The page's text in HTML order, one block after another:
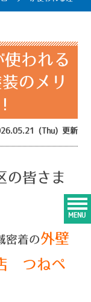
MENU
われる
のメリ
(Thu) 更新
の皆さま
密着の外壁
つねペ